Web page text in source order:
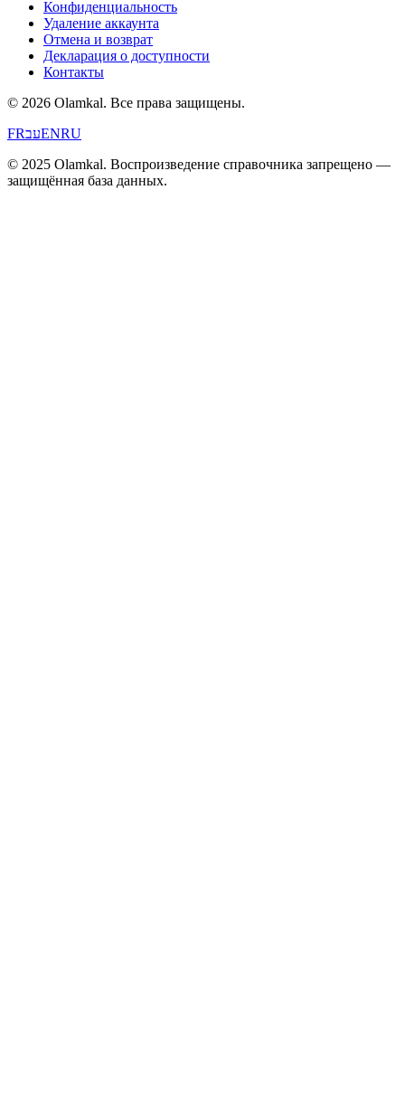
Конфиденциальность
Удаление аккаунта
Отмена и возврат
Декларация о доступности
Контакты
© 2026 Olamkal. Все права защищены.
FRעבENRU
© 2025 Olamkal. Воспроизведение справочника запрещено —
защищённая база данных.